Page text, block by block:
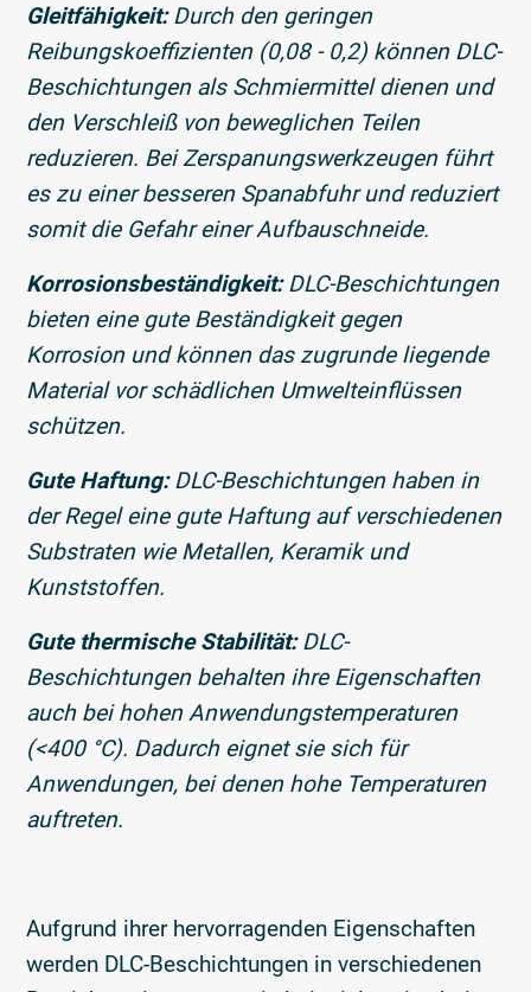
Gleitfähigkeit:Durch den geringen
Reibungskoeffizienten (0,08 - 0,2) können DLC-
Beschichtungen als Schmiermittel dienen und
den Verschleiß von beweglichen Teilen
reduzieren. Bei Zerspanungswerkzeugen führt
es zu einer besseren Spanabfuhr und reduziert
somit die Gefahr einer Aufbauschneide.
Korrosionsbeständigkeit:DLC-Beschichtungen
bieten eine gute Beständigkeit gegen
Korrosion und können das zugrunde liegende
Material vor schädlichen Umwelteinflüssen
schützen.
Gute Haftung:DLC-Beschichtungen haben in
der Regel eine gute Haftung auf verschiedenen
Substraten wie Metallen, Keramik und
Kunststoffen.
Gute thermische Stabilität:DLC-
Beschichtungen behalten ihre Eigenschaften
auch bei hohen Anwendungstemperaturen
(<400 °C). Dadurch eignet sie sich für
Anwendungen, bei denen hohe Temperaturen
auftreten.
Aufgrund ihrer hervorragenden Eigenschaften
werden DLC-Beschichtungen in verschiedenen